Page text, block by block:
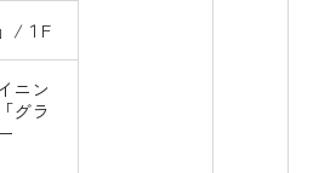
/１F
ニン
グラ